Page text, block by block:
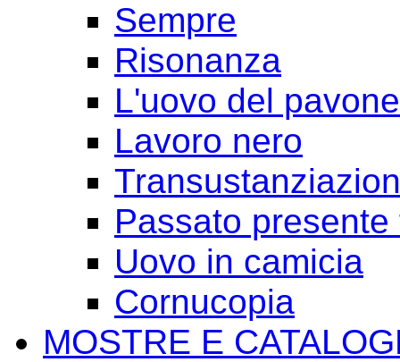
Sempre
Risonanza
L'uovo del pavone
Lavoro nero
Passato presente
Uovo in camicia
Cornucopia
MOSTRE E